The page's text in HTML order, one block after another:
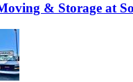
& Storage at